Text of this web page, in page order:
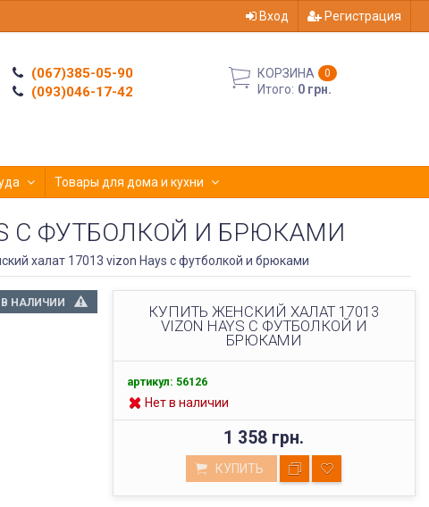
Вход Регистрация
(067)385-05-90
(093)046-17-42
КОРЗИНА 0
Итого: 0 грн.
Товары для дома и кухни
С ФУТБОЛКОЙ И БРЮКАМИ
халат 17013 vizon Hays с футболкой и брюками
В НАЛИЧИИ
КУПИТЬ ЖЕНСКИЙ ХАЛАТ 17013
VIZON HAYS С ФУТБОЛКОЙ И
БРЮКАМИ
артикул: 56126
Нет в наличии
1 358 грн.
КУПИТЬ